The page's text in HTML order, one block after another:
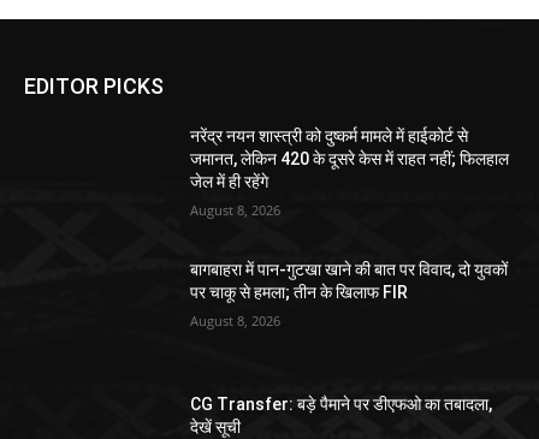
EDITOR PICKS
नरेंद्र नयन शास्त्री को दुष्कर्म मामले में हाईकोर्ट से
जमानत, लेकिन 420 के दूसरे केस में राहत नहीं; फिलहाल
जेल में ही रहेंगे
August 8, 2026
बागबाहरा में पान-गुटखा खाने की बात पर विवाद, दो युवकों
पर चाकू से हमला; तीन के खिलाफ FIR
August 8, 2026
CG Transfer: बड़े पैमाने पर डीएफओ का तबादला,
देखें सूची